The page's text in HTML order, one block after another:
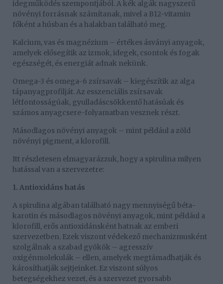
idegműködés szempontjából. A kék algák nagyszerű
növényi forrásnak számítanak, mivel a B12-vitamin
főként a húsban és a halakban található meg.
Kalcium, vas és magnézium – értékes ásványi anyagok,
amelyek elősegítik az izmok, idegek, csontok és fogak
egészségét, és energiát adnak nekünk.
Omega-3 és omega-6 zsírsavak – kiegészítik az alga
tápanyagprofilját. Az esszenciális zsírsavak
létfontosságúak, gyulladáscsökkentő hatásúak és
számos anyagcsere-folyamatban vesznek részt.
Másodlagos növényi anyagok – mint például a zöld
növényi pigment, a klorofill.
Itt részletesen elmagyarázzuk, hogy a spirulina milyen
hatással van a szervezetre:
1. Antioxidáns hatás
A spirulina algában található nagy mennyiségű béta-
karotin és másodlagos növényi anyagok, mint például a
klorofill, erős antioxidánsként hatnak az emberi
szervezetben. Ezek viszont védekező mechanizmusként
szolgálnak a szabad gyökök – agresszív
oxigénmolekulák – ellen, amelyek megtámadhatják és
károsíthatják sejtjeinket. Ez viszont súlyos
betegségekhez vezet, és a szervezet gyorsabb